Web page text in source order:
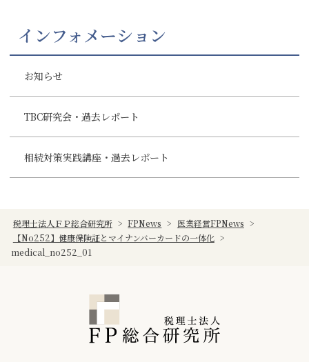
インフォメーション
お知らせ
TBC研究会・過去レポート
相続対策実践講座・過去レポート
税理士法人ＦＰ総合研究所 > FPNews > 医業経営FPNews >
【No252】健康保険証とマイナンバーカードの一体化 >
medical_no252_01